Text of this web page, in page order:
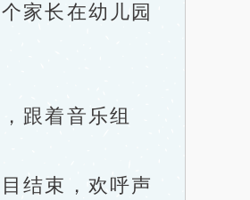
家长在幼儿园
跟着音乐组
结束，欢呼声